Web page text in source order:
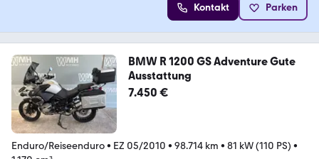
Kontakt Parken
BMW R 1200 GS Adventure Gute
Ausstattung
7.450 €
Enduro/Reiseenduro• EZ 05/2010 • 98.714 km • 81 kW (110 PS) •